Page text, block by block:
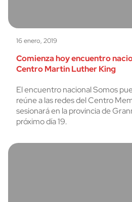
16 enero, 2019
Comienza hoy encuentro
Centro Martin Luther King
El encuentro nacional Somos
reúne a las redes del Centro
sesionará en la provincia de
próximo día 19.